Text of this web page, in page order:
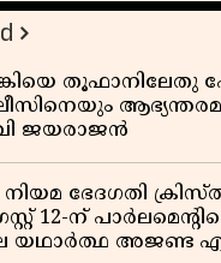
തൂഫാനിലേതു
ജയരാജൻ
ഭേദഗതി
12-ന്
യഥാർത്ഥ അജണ്ട